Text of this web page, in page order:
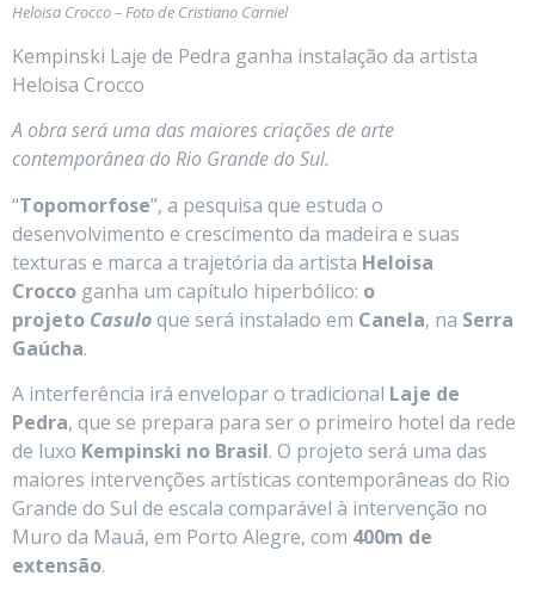
Heloisa Crocco – Foto de Cristiano Carniel
Kempinski Laje de Pedra ganha instalação da artista
Heloisa Crocco
A obra será uma das maiores criações de arte
contemporânea do Rio Grande do Sul.
“Topomorfose”, a pesquisa que estuda o
desenvolvimento e crescimento da madeira e suas
texturas e marca a trajetória da artista Heloisa
Crocco ganha um capítulo hiperbólico: o
projeto Casuloque será instalado em Canela, na Serra
Gaúcha.
A interferência irá envelopar o tradicional Laje de
Pedra, que se prepara para ser o primeiro hotel da rede
de luxo Kempinski no Brasil. O projeto será uma das
maiores intervenções artísticas contemporâneas do Rio
Grande do Sul de escala comparável à intervenção no
Muro da Mauá, em Porto Alegre, com 400m de
extensão.